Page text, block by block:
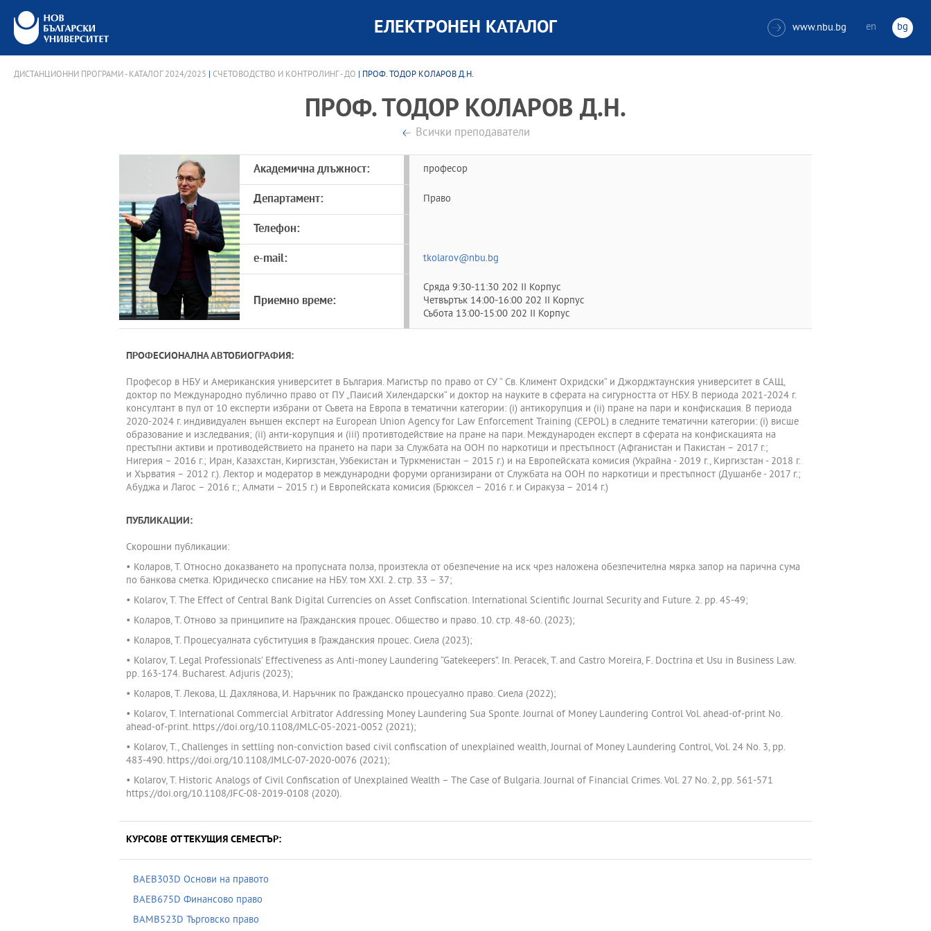
ЕЛЕКТРОНЕН КАТАЛОГ  www.nbu.bg en bg
ДИСТАНЦИОННИ ПРОГРАМИ - КАТАЛОГ 2024/2025 СЧЕТОВОДСТВО И КОНТРОЛИНГ - ДО | ПРОФ. ТОДОР КОЛАРОВ Д.Н.
ПРОФ. ТОДОР КОЛАРОВ Д.Н.
Всички преподаватели
Академична длъжност: професор
Департамент: Право
Телефон:
e-mail: tkolarov@nbu.bg
Приемно време:
Сряда 9:30-11:30 202 II Корпус
Четвъртък 14:00-16:00 202 II Корпус
Събота 13:00-15:00 202 II Корпус
ПРОФЕСИОНАЛНА АВТОБИОГРАФИЯ:
Професор в НБУ и Американския университет в България. Магистър по право от СУ “ Св. Климент Охридски“ и Джорджтаунския университет в САЩ,
доктор по Международно публично право от ПУ „Паисий Хилендарски“ и доктор на науките в сферата на сигурността от НБУ. В периода 2021-2024 г.
консултант в пул от 10 експерти избрани от Съвета на Европа в тематични категории: (i) антикорупция и (ii) пране на пари и конфискация. В периода
2020-2024 г. индивидуален външен експерт на European Union Agency for Law Enforcement Training (CEPOL) в следните тематични категории: (i) висше
образование и изследвания; (ii) анти-корупция и (iii) противтодействие на пране на пари. Международен експерт в сферата на конфискацията на
престъпни активи и противодействието на прането на пари за Службата на ООН по наркотици и престъпност (Афганистан и Пакистан – 2017 г.;
Нигерия – 2016 г.; Иран, Казахстан, Киргизстан, Узбекистан и Туркменистан – 2015 г.) и на Европейската комисия (Украйна - 2019 г., Киргизстан - 2018 г.
и Хърватия – 2012 г.). Лектор и модератор в международни форуми организирани от Службата на ООН по наркотици и престъпност (Душанбе - 2017 г.;
Абуджа и Лагос – 2016 г.; Алмати – 2015 г.) и Европейската комисия (Брюксел – 2016 г. и Сиракуза – 2014 г.)
ПУБЛИКАЦИИ:
Скорошни публикации:
• Коларов, Т. Относно доказването на пропусната полза, произтекла от обезпечение на иск чрез наложена обезпечителна мярка запор на парична сума
по банкова сметка. Юридическо списание на НБУ. том XXI. 2. стр. 33 – 37;
• Kolarov, T. The Effect of Central Bank Digital Currencies on Asset Confiscation. International Scientific Journal Security and Future. 2. pp. 45-49;
• Коларов, Т. Отново за принципите на Гражданския процес. Общество и право. 10. стр. 48-60. (2023);
• Коларов, Т. Процесуалната субституция в Гражданския процес. Сиела (2023);
• Kolarov, T. Legal Professionals’ Effectiveness as Anti-money Laundering “Gatekeepers”. In. Peracek, T. and Castro Moreira, F. Doctrina et Usu in Business Law.
pp. 163-174. Bucharest. Adjuris (2023);
• Коларов, Т. Лекова, Ц. Дахлянова, И. Наръчник по Гражданско процесуално право. Сиела (2022);
• Kolarov, T. International Commercial Arbitrator Addressing Money Laundering Sua Sponte. Journal of Money Laundering Control Vol. ahead-of-print No.
ahead-of-print. https://doi.org/10.1108/JMLC-05-2021-0052 (2021);
• Kolarov, T., Challenges in settling non-conviction based civil confiscation of unexplained wealth, Journal of Money Laundering Control, Vol. 24 No. 3, pp.
483-490. https://doi.org/10.1108/JMLC-07-2020-0076 (2021);
• Kolarov, T. Historic Analogs of Civil Confiscation of Unexplained Wealth – The Case of Bulgaria. Journal of Financial Crimes. Vol. 27 No. 2, pp. 561-571
https://doi.org/10.1108/JFC-08-2019-0108 (2020).
КУРСОВЕ ОТ ТЕКУЩИЯ СЕМЕСТЪР:
BAEB303D Основи на правото
BAEB675D Финансово право
BAMB523D Търговско право